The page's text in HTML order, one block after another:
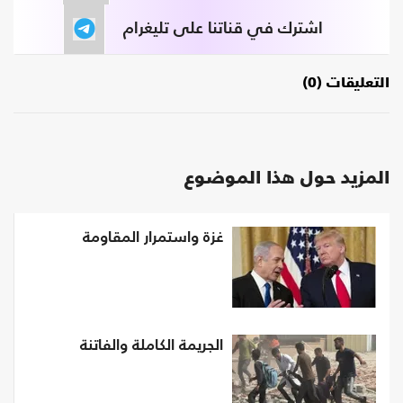
اشترك في قناتنا على تليغرام
التعليقات (0)
المزيد حول هذا الموضوع
غزة واستمرار المقاومة
الجريمة الكاملة والفاتنة